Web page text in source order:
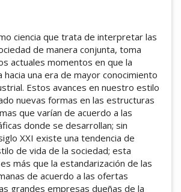
ciencia que trata de interpretar las
de manera conjunta, toma
actuales momentos en que la
hacia una era de mayor conocimiento
Estos avances en nuestro estilo
nuevas formas en las estructuras
que varían de acuerdo a las
donde se desarrollan; sin
XXI existe una tendencia de
de vida de la sociedad; esta
más que la estandarización de las
de acuerdo a las ofertas
grandes empresas dueñas de la